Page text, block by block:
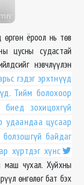
ёроол нь төв
цусны судастай
нэвчлүүлэн
гэдэг эрхтнүүд
Тийм болохоор
зохицохгүй
удаандаа цусаар
байдаг
хүртдэг хүнс
маш чухал. Хуйхны
өнгөлөг бат бэх